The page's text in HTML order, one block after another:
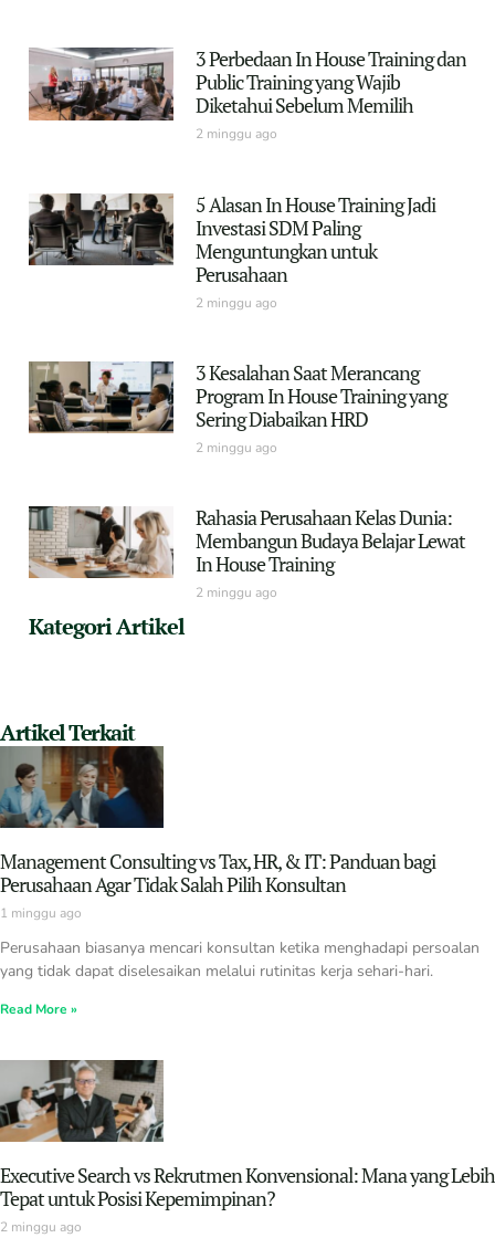
3 Perbedaan In House Training dan
Public Training yang Wajib
Diketahui Sebelum Memilih
2 minggu ago
5 Alasan In House Training Jadi
Investasi SDM Paling
Menguntungkan untuk
Perusahaan
2 minggu ago
3 Kesalahan Saat Merancang
Program In House Training yang
Sering Diabaikan HRD
2 minggu ago
Rahasia Perusahaan Kelas Dunia:
Membangun Budaya Belajar Lewat
In House Training
2 minggu ago
Kategori Artikel
Artikel Terkait
Management Consulting vs Tax, HR, & IT: Panduan bagi
Perusahaan Agar Tidak Salah Pilih Konsultan
1 minggu ago
Perusahaan biasanya mencari konsultan ketika menghadapi persoalan
yang tidak dapat diselesaikan melalui rutinitas kerja sehari-hari.
Read More »
Executive Search vs Rekrutmen Konvensional: Mana yang Lebih
Tepat untuk Posisi Kepemimpinan?
2 minggu ago